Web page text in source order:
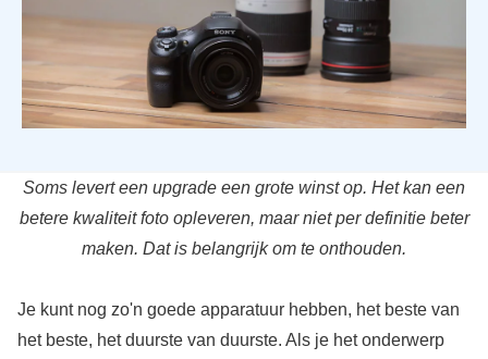
Soms levert een upgrade een grote winst op. Het kan een
betere kwaliteit foto opleveren, maar niet per definitie beter
maken. Dat is belangrijk om te onthouden.
Je kunt nog zo'n goede apparatuur hebben, het beste van
het beste, het duurste van duurste. Als je het onderwerp